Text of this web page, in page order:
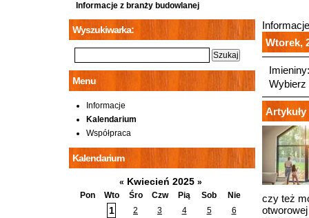
Informacje z branży budowlanej
Wtorek,
Wybierz
czy też
Wyszukiwarka:
Menu
Informacje
Kalendarium
Współpraca
Kalendarium
« Kwiecień 2025 »
Pon
Wto Śro Czw Pią Sob Nie
1 2 3 4 5
6